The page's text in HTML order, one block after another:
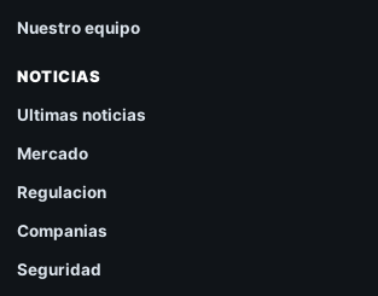
Nuestro equipo
NOTICIAS
Ultimas noticias
Mercado
Regulacion
Companias
Seguridad